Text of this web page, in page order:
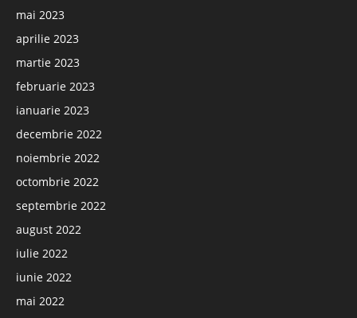
mai 2023
aprilie 2023
martie 2023
februarie 2023
ianuarie 2023
decembrie 2022
noiembrie 2022
octombrie 2022
septembrie 2022
august 2022
iulie 2022
iunie 2022
mai 2022